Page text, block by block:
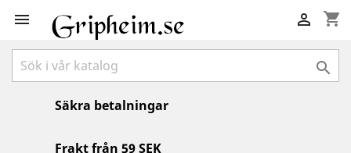
 shopping_cart


Säkra betalningar
Frakt från 59 SEK